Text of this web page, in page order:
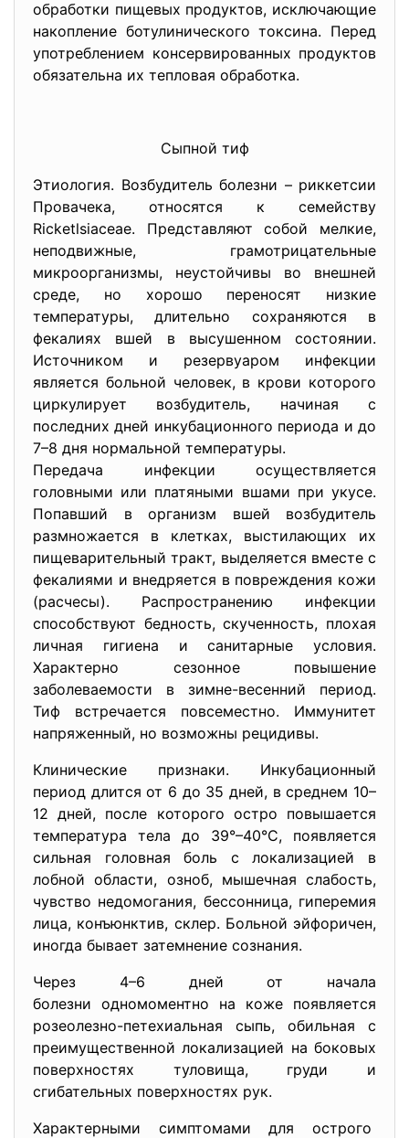
обработки пищевых продуктов, исключающие
накопление ботулинического токсина. Перед
употреблением консервированных продуктов
обязательна их тепловая обработка.
Сыпной тиф
Этиология. Возбудитель болезни – риккетсии
Провачека, относятся к семейству
Ricketlsiaceae. Представляют собой мелкие,
неподвижные, грамотрицательные
микроорганизмы, неустойчивы во внешней
среде, но хорошо переносят низкие
температуры, длительно сохраняются в
фекалиях вшей в высушенном состоянии.
Источником и резервуаром инфекции
является больной человек, в крови которого
циркулирует возбудитель, начиная с
последних дней инкубационного периода и до
7–8 дня нормальной температуры.
Передача инфекции осуществляется
головными или платяными вшами при укусе.
Попавший в организм вшей возбудитель
размножается в клетках, выстилающих их
пищеварительный тракт, выделяется вместе с
фекалиями и внедряется в повреждения кожи
(расчесы). Распространению инфекции
способствуют бедность, скученность, плохая
личная гигиена и санитарные условия.
Характерно сезонное повышение
заболеваемости в зимне-весенний период.
Тиф встречается повсеместно. Иммунитет
напряженный, но возможны рецидивы.
Клинические признаки. Инкубационный
период длится от 6 до 35 дней, в среднем 10–
12 дней, после которого остро повышается
температура тела до 39°–40°С, появляется
сильная головная боль с локализацией в
лобной области, озноб, мышечная слабость,
чувство недомогания, бессонница, гиперемия
лица, конъюнктив, склер. Больной эйфоричен,
иногда бывает затемнение сознания.
Через 4–6 дней от начала
болезни одномоментно на коже появляется
розеолезно-петехиальная сыпь, обильная с
преимущественной локализацией на боковых
поверхностях туловища, груди и
сгибательных поверхностях рук.
Характерными симптомами для острого